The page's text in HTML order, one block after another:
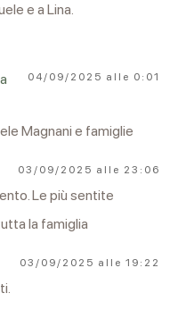
e a Lina.
04/09/2025 alle 0:01
Magnani e famiglie
03/09/2025 alle 23:06
Le più sentite
la famiglia
03/09/2025 alle 19:22